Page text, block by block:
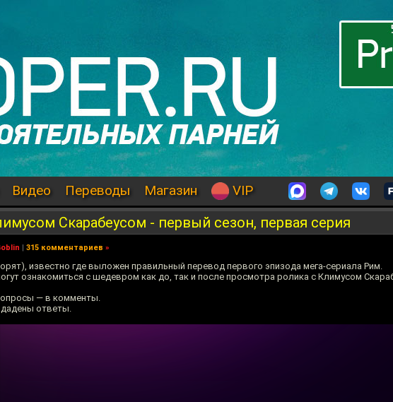
Видео Переводы Магазин VIP
Скарабеусом - первый сезон, первая серия
| 315 комментариев »
известно где выложен правильный перевод первого эпизода мега-сериала Рим.
ознакомиться с шедевром как до, так и после просмотра ролика с Климусом
— в комменты.
дадены ответы.